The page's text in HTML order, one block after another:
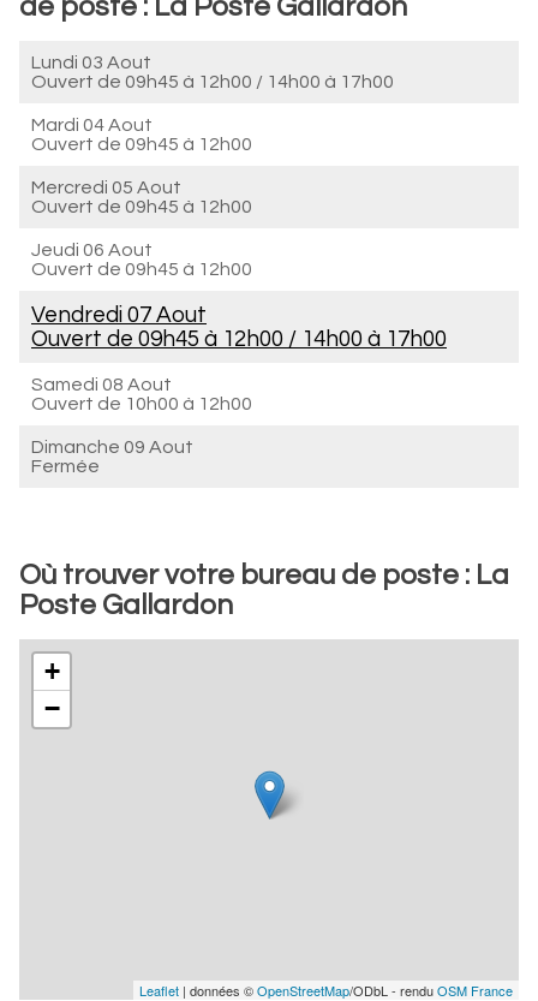
de poste : La Poste Gallardon
Lundi 03 Aout
Ouvert de 09h45 à 12h00 / 14h00 à 17h00
Mardi 04 Aout
Ouvert de 09h45 à 12h00
Mercredi 05 Aout
Ouvert de 09h45 à 12h00
Jeudi 06 Aout
Ouvert de 09h45 à 12h00
Vendredi 07 Aout
Ouvert de 09h45 à 12h00 / 14h00 à 17h00
Samedi 08 Aout
Ouvert de 10h00 à 12h00
Dimanche 09 Aout
Fermée
Où trouver votre bureau de poste : La
Poste Gallardon
+
−
Leaflet | données ©OpenStreetMap/ODbL - renduOSM France